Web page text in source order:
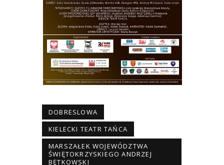
DOBRESLOWA
KIELECKI TEATR TAŃCA
MARSZAŁEK WOJEWÓDZTWA
ŚWIĘTOKRZYSKIEGO ANDRZEJ
BĘTKOWSKI